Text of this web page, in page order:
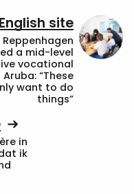
English site
a mid-level
vocational
“These
want to do
things”
in
ik